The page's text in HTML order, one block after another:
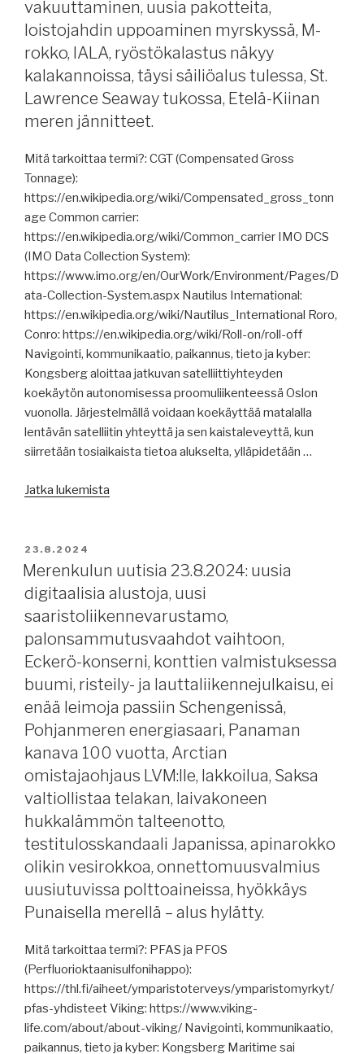
sai
töitä,
suomalainen
polttokennoyhtiö
korealaisille,
kuljetuksiin
laivasto,
pakotteita,
maailmankauppa
siirtyy
itään,
vanhat
alukset
töihin
eikä
romuksi,
150
´000
tonnia
raakaöljyä
vastahyökkäyksiään
Jemeniin.”
vakuuttaminen, uusia pakotteita,
loistojahdin uppoaminen myrskyssä, M-
rokko, IALA, ryöstökalastus näkyy
kalakannoissa, täysi säiliöalus tulessa, St.
Lawrence Seaway tukossa, Etelä-Kiinan
meren jännitteet.
Mitä tarkoittaa termi?: CGT (Compensated Gross
Tonnage):
https://en.wikipedia.org/wiki/Compensated_gross_tonn
age Common carrier:
https://en.wikipedia.org/wiki/Common_carrier IMO DCS
(IMO Data Collection System):
https://www.imo.org/en/OurWork/Environment/Pages/D
ata-Collection-System.aspx Nautilus International:
https://en.wikipedia.org/wiki/Nautilus_International Roro,
Conro: https://en.wikipedia.org/wiki/Roll-on/roll-off
Navigointi, kommunikaatio, paikannus, tieto ja kyber:
Kongsberg aloittaa jatkuvan satelliittiyhteyden
koekäytön autonomisessa proomuliikenteessä Oslon
vuonolla. Järjestelmällä voidaan koekäyttää matalalla
lentävän satelliitin yhteyttä ja sen kaistaleveyttä, kun
siirretään tosiaikaista tietoa alukselta, ylläpidetään …
Jatka lukemista
satelliittiyhteys,
maritime
window,
viikkoraportteja,
uusia
julkaisuja,
uusi
linja
Rostockiin,
maakuntahallitukselle
lauttayhtiö,
Kiina
kiilaa
jäänmurrossa,
mikä
muuttuu
uusiutuvissa
polttoaineissa,
alusten
vakuuttaminen,
uusia
pakotteita,
loistojahdin
JULKAISTU
23.8.2024
Merenkulun uutisia 23.8.2024: uusia
digitaalisia alustoja, uusi
saaristoliikennevarustamo,
palonsammutusvaahdot vaihtoon,
Eckerö-konserni, konttien valmistuksessa
buumi, risteily- ja lauttaliikennejulkaisu, ei
enää leimoja passiin Schengenissä,
Pohjanmeren energiasaari, Panaman
kanava 100 vuotta, Arctian
omistajaohjaus LVM:lle, lakkoilua, Saksa
valtiollistaa telakan, laivakoneen
hukkalämmön talteenotto,
testitulosskandaali Japanissa, apinarokko
olikin vesirokkoa, onnettomuusvalmius
uusiutuvissa polttoaineissa, hyökkäys
Punaisella merellä – alus hylätty.
Mitä tarkoittaa termi?: PFAS ja PFOS
(Perfluorioktaanisulfonihappo):
https://thl.fi/aiheet/ymparistoterveys/ymparistomyrkyt/
pfas-yhdisteet Viking: https://www.viking-
life.com/about/about-viking/ Navigointi, kommunikaatio,
paikannus, tieto ja kyber: Kongsberg Maritime sai